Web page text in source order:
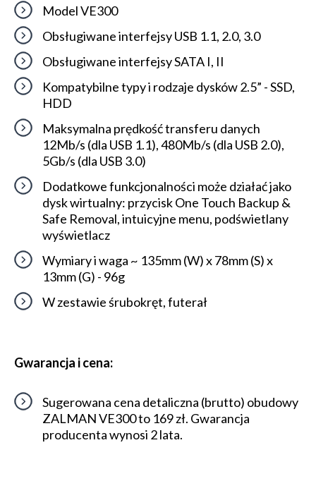
Model VE300
Obsługiwane interfejsy USB 1.1, 2.0, 3.0
Obsługiwane interfejsy SATA I, II
Kompatybilne typy i rodzaje dysków 2.5” - SSD,
HDD
Maksymalna prędkość transferu danych
12Mb/s (dla USB 1.1), 480Mb/s (dla USB 2.0),
5Gb/s (dla USB 3.0)
Dodatkowe funkcjonalności może działać jako
dysk wirtualny: przycisk One Touch Backup &
Safe Removal, intuicyjne menu, podświetlany
wyświetlacz
Wymiary i waga ~ 135mm (W) x 78mm (S) x
13mm (G) - 96g
W zestawie śrubokręt, futerał
Gwarancja i cena:
Sugerowana cena detaliczna (brutto) obudowy
ZALMAN VE300 to 169 zł. Gwarancja
producenta wynosi 2 lata.